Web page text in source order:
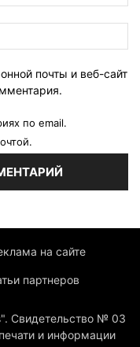
почты и веб-сайт
по email.
на сайте
партнеров
Свидетельство № 03
и информации